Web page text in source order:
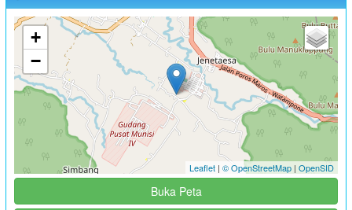
ANGGARAN 2024
Waktu : 02 Juli 2024 09:00:00
Lokasi : Aula Kantor Desa Sambueja
Koordinator JUFRI (SEKDES SAMBUEJA)
FOKUS GROUP DISKUSSION (FGD) FORUM PEREMPUAN
PENYUSUNAN RKPDes TAHUN 2025
Waktu : 02 Juli 2024 15:00:00
Lokasi Aula Kantor Desa Sambueja
JUFRI (SEKDES SAMBUEJA)
+
−
Leaflet | © OpenStreetMap | OpenSID
Buka Peta